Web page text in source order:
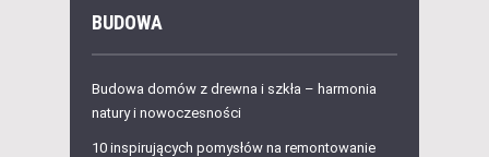
BUDOWA
Budowa domów z drewna i szkła – harmonia
natury i nowoczesności
10 inspirujących pomysłów na remontowanie